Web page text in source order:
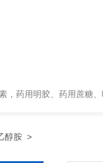
用淀粉、药用糊精、硬脂酸镁、聚丙烯酸树脂系列、羧甲基淀粉钠、羧甲基纤维素钠、可
醇胺 >